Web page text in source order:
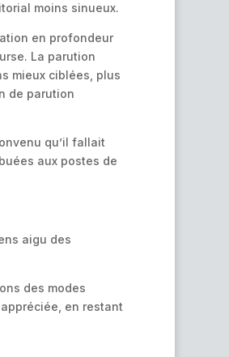
moins sinueux.
en profondeur
La parution
mieux ciblées, plus
de parution
qu’il fallait
aux postes de
aigu des
des modes
en restant